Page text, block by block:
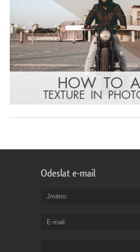
Odeslat e-mail
Jméno
E-mail